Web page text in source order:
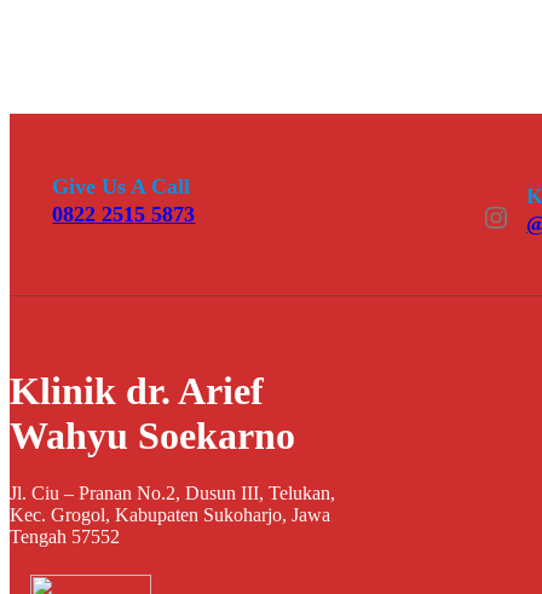
Give Us A Call
0822 2515 5873
Instagram
Klinik dr. Arief
Wahyu Soekarno
Jl. Ciu – Pranan No.2, Dusun III, Telukan,
Kec. Grogol, Kabupaten Sukoharjo, Jawa
Tengah 57552